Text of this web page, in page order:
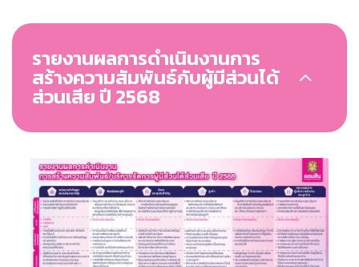
รายงานผลการดำเนินงานการ
สร้างความสัมพันธ์กับผู้มีส่วนได้
ส่วนเสีย ปี 2568